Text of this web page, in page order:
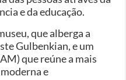
e da educação.
que alberga a
Gulbenkian, e um
que reúne a mais
e